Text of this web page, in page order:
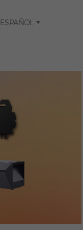
ESPAÑOL